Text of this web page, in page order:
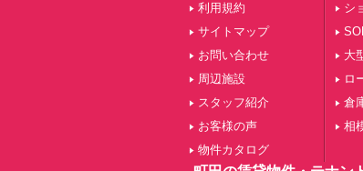
利用規約
サイトマップ
お問い合わせ
周辺施設
スタッフ紹介
お客様の声
物件カタログ
シ
大
ロ
倉
相